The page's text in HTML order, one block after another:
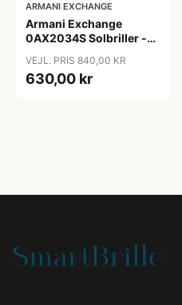
ARMANI EXCHANGE
Armani Exchange
0AX2034S Solbriller -
VEJL. PRIS 840,00 KR
630,00 kr